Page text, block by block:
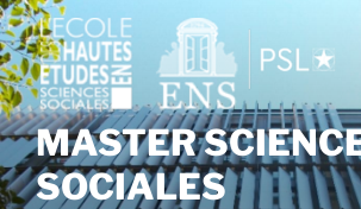
Aller
au
contenu
principal
MASTER
SOCIALES